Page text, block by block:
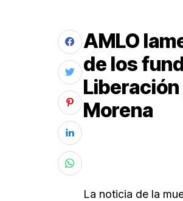
AMLO
de los
Morena
La noticia de la